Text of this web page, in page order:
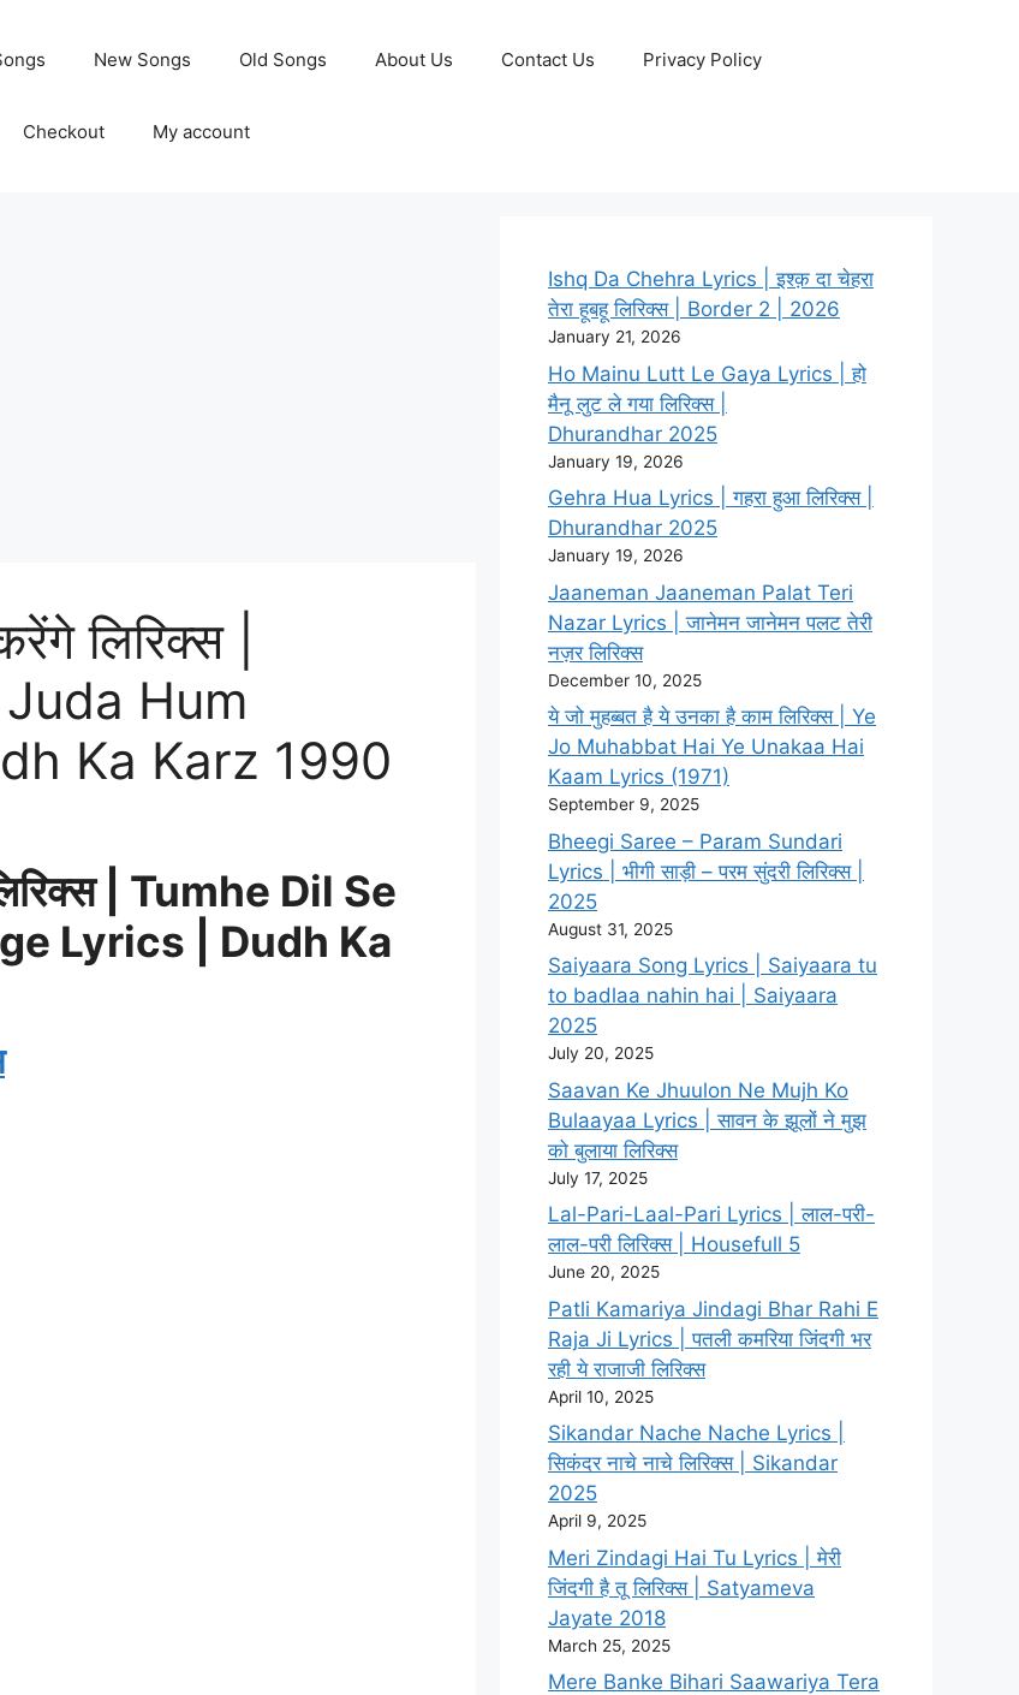
New Songs Old Songs About Us Contact Us Privacy Policy
Checkout My account
लिरिक्स |
Hum
Ka Karz 1990
| Tumhe Dil Se
Lyrics | Dudh Ka
Ishq Da Chehra Lyrics | इश्क़ दा चेहरा
तेरा हूबहू लिरिक्स | Border 2 | 2026
January 21, 2026
Ho Mainu Lutt Le Gaya Lyrics | हो
मैनू लुट ले गया लिरिक्स |
Dhurandhar 2025
January 19, 2026
Gehra Hua Lyrics | गहरा हुआ लिरिक्स |
Dhurandhar 2025
January 19, 2026
Jaaneman Jaaneman Palat Teri
Nazar Lyrics | जानेमन जानेमन पलट तेरी
नज़र लिरिक्स
December 10, 2025
ये जो मुहब्बत है ये उनका है काम लिरिक्स | Ye
Jo Muhabbat Hai Ye Unakaa Hai
Kaam Lyrics (1971)
September 9, 2025
Bheegi Saree – Param Sundari
Lyrics | भीगी साड़ी – परम सुंदरी लिरिक्स |
2025
August 31, 2025
Saiyaara Song Lyrics | Saiyaara tu
to badlaa nahin hai | Saiyaara
2025
July 20, 2025
Saavan Ke Jhuulon Ne Mujh Ko
Bulaayaa Lyrics | सावन के झूलों ने मुझ
को बुलाया लिरिक्स
July 17, 2025
Lal-Pari-Laal-Pari Lyrics | लाल-परी-
लाल-परी लिरिक्स | Housefull 5
June 20, 2025
Patli Kamariya Jindagi Bhar Rahi E
Raja Ji Lyrics | पतली कमरिया जिंदगी भर
रही ये राजाजी लिरिक्स
April 10, 2025
Sikandar Nache Nache Lyrics |
सिकंदर नाचे नाचे लिरिक्स | Sikandar
2025
April 9, 2025
Meri Zindagi Hai Tu Lyrics | मेरी
जिंदगी है तू लिरिक्स | Satyameva
Jayate 2018
March 25, 2025
Mere Banke Bihari Saawariya Tera